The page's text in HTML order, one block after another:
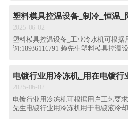
塑料模具控温设备_制冷_恒温_
2025-06-02
塑料模具控温设备_工业冷水机可根据
询:18936116791 赖先生塑料模具控温设
电镀行业用冷冻机_用在电镀行
2025-06-02
电镀行业用冷冻机可根据用户工艺要
先生电镀行业用冷冻机用于电镀液冷却